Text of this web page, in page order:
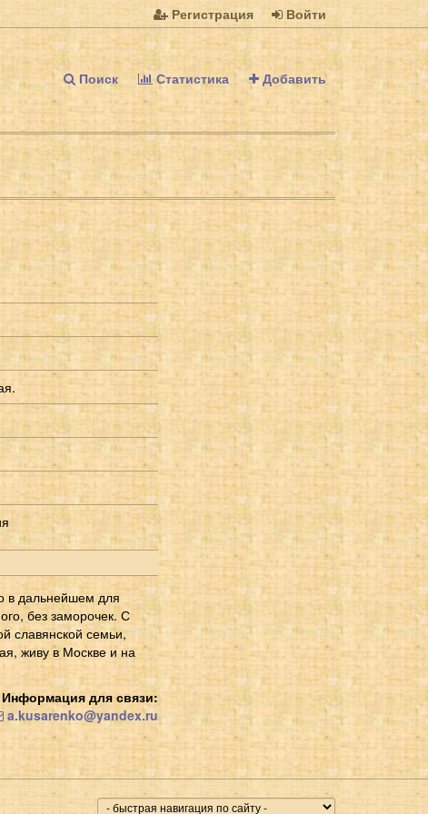
Регистрация Войти
Поиск Статистика Добавить
в дальнейшем для
без заморочек. С
славянской семьи,
живу в Москве и на
Информация для связи:
a.kusarenko@yandex.ru